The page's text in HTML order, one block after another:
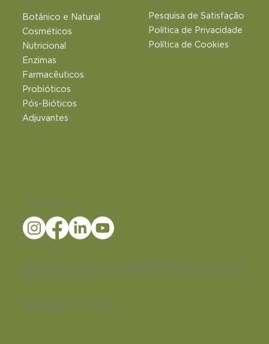
Produtos
Botânico e Natural​
Cosméticos
Nutricional
Enzimas
Farmacêuticos
Probióticos
Pós-Bióticos
Adjuvantes
Outros Links
Pesquisa de Satisfação
Política de Privacidade
Política de Cookies
Siga a LEMMA nas Redes Sociais
Disclaimer:
Conteúdo dirigido exclusivamente às farmácias magistrais e profissionais habilitados da área da saúde. Possui caráter
informativo e não dispensa da avaliação criteriosa do profissional habilitado da área da saúde, mediante as necessidades individuais
e a prática clínica. A reprodução e divulgação deste material é restrita a profissionais da saúde e não deve ser veiculada em
quaisquer mídias escritas ou digitais.
© 2025 LEMMA SUPPLY - Todos os direitos reservados.
Produced by
Verity Digital